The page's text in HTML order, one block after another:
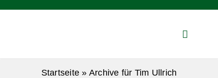
Startseite » Archive für Tim Ullrich